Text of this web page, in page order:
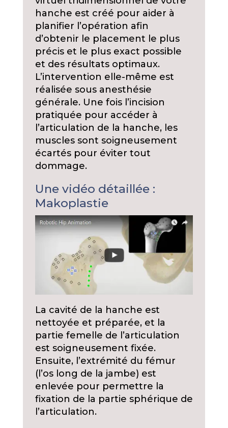
hanche est créé pour aider à
planifier l’opération afin
d’obtenir le placement le plus
précis et le plus exact possible
et des résultats optimaux.
L’intervention elle-même est
réalisée sous anesthésie
générale. Une fois l’incision
pratiquée pour accéder à
l’articulation de la hanche, les
muscles sont soigneusement
écartés pour éviter tout
dommage.
Une vidéo détaillée :
Makoplastie
La cavité de la hanche est
nettoyée et préparée, et la
partie femelle de l’articulation
est soigneusement fixée.
Ensuite, l’extrémité du fémur
(l’os long de la jambe) est
enlevée pour permettre la
fixation de la partie sphérique de
l’articulation.